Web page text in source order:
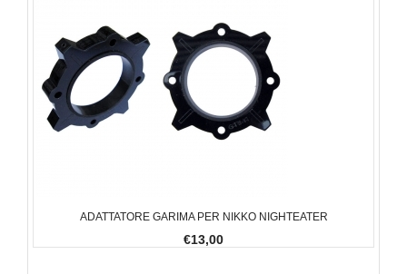
ADATTATORE GARIMA PER NIKKO NIGHTEATER
€13,00